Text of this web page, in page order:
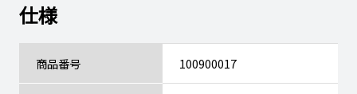
仕様
商品番号 100900017